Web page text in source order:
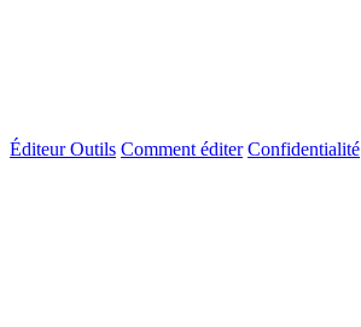
ÉditeurOutils Comment éditer Confidentialité